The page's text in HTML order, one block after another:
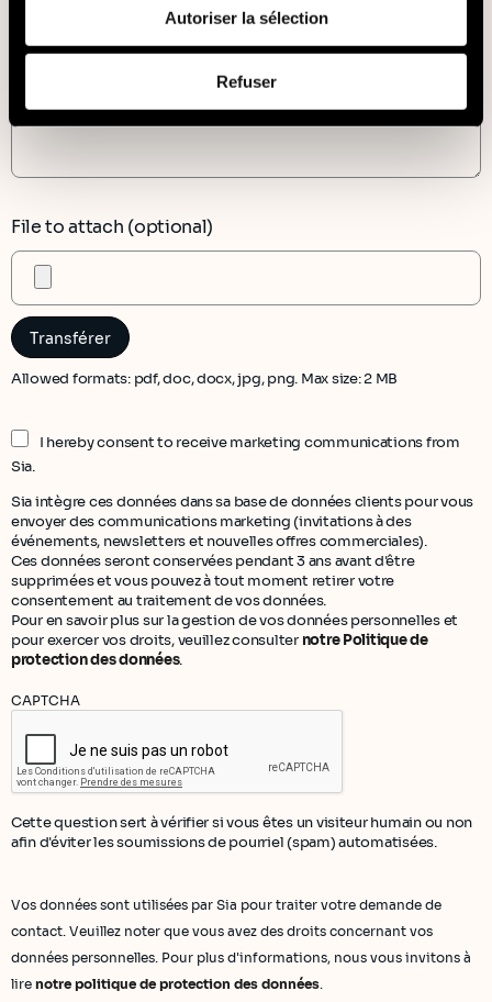
de leurs services (cookies tiers).
vous pouvez nous contacter et comment nous traitons
Autoriser la sélection
Refuser
File to attach (optional)
Allowed formats: pdf, doc, docx, jpg, png. Max size: 2 MB
I hereby consent to receive marketing communications from
Sia.
Sia intègre ces données dans sa base de données clients pour vous
envoyer des communications marketing (invitations à des
événements, newsletters et nouvelles offres commerciales).
Ces données seront conservées pendant 3 ans avant d'être
supprimées et vous pouvez à tout moment retirer votre
consentement au traitement de vos données.
Pour en savoir plus sur la gestion de vos données personnelles et
pour exercer vos droits, veuillez consulter notre Politique de
protection des données.
CAPTCHA
Cette question sert à vérifier si vous êtes un visiteur humain ou non
afin d'éviter les soumissions de pourriel (spam) automatisées.
Vos données sont utilisées par Sia pour traiter votre demande de
contact. Veuillez noter que vous avez des droits concernant vos
données personnelles. Pour plus d'informations, nous vous invitons à
lire notre politique de protection des données.